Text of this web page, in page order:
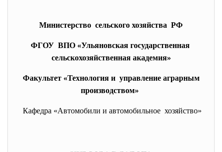
Министерство сельского хозяйства РФ
ФГОУ ВПО «Ульяновская государственная
сельскохозяйственная академия»
Факультет «Технология и управление аграрным
производством»
Кафедра «Автомобили и автомобильное хозяйство»